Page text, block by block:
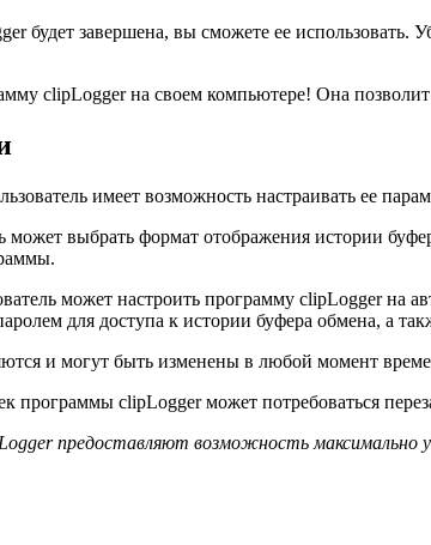
будет завершена, вы сможете ее
clipLogger на своем компьютере! Она
имеет возможность настраивать ее
может выбрать формат отображения истории
может настроить программу clipLogger на
для доступа к истории буфера обмена, а
и могут быть изменены в любой момент
программы clipLogger может потребоваться
предоставляют возможность